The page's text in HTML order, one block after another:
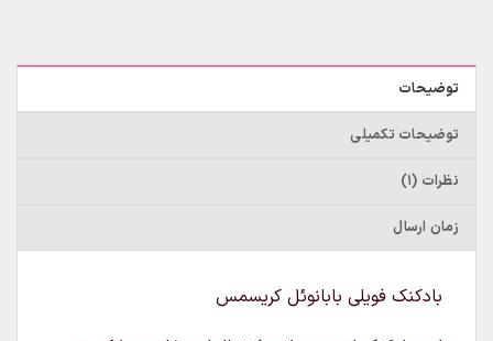
توضیحات
توضیحات تکمیلی
نظرات (1)
زمان ارسال
بادکنک فویلی بابانوئل کریسمس